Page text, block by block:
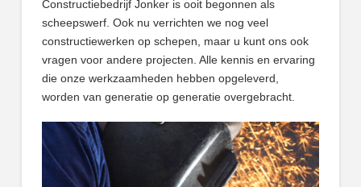
Constructiebedrijf Jonker is ooit begonnen als
scheepswerf. Ook nu verrichten we nog veel
constructiewerken op schepen, maar u kunt ons ook
vragen voor andere projecten. Alle kennis en ervaring
die onze werkzaamheden hebben opgeleverd,
worden van generatie op generatie overgebracht.